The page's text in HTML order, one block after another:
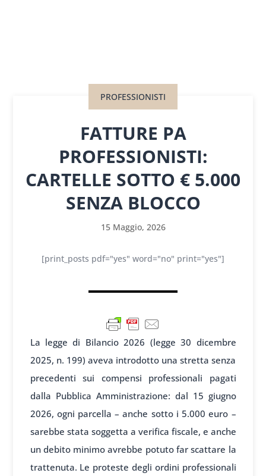
PROFESSIONISTI
FATTURE PA
PROFESSIONISTI:
CARTELLE SOTTO € 5.000
SENZA BLOCCO
15 Maggio, 2026
[print_posts pdf="yes" word="no" print="yes"]
La legge di Bilancio 2026 (legge 30 dicembre
2025, n. 199) aveva introdotto una stretta senza
precedenti sui compensi professionali pagati
dalla Pubblica Amministrazione: dal 15 giugno
2026, ogni parcella – anche sotto i 5.000 euro –
sarebbe stata soggetta a verifica fiscale, e anche
un debito minimo avrebbe potuto far scattare la
trattenuta. Le proteste degli ordini professionali